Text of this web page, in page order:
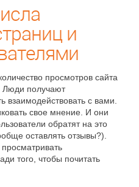
и
просмотров сайта
Люди получают
взаимодействовать с вами.
свое мнение. И они
обратят на это
оставлять отзывы?).
просматривать
того, чтобы почитать